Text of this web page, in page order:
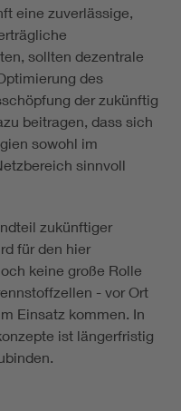
eine zuverlässige,
sollten dezentrale
des
der zukünftig
beitragen, dass sich
sowohl im
sinnvoll
zukünftiger
für den hier
keine große Rolle
- vor Ort
Einsatz kommen. In
ist längerfristig